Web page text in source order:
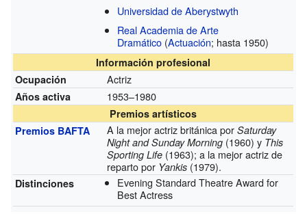
Universidad de Aberystwyth
Real Academia de Arte
Dramático (Actuación; hasta 1950)
Información profesional
Ocupación
Actriz
Años activa 1953–1980
Premios artísticos
Premios BAFTA
A la mejor actriz británica porSaturday
Night and Sunday Morning (1960) y This
Sporting Life (1963); a la mejor actriz de
reparto por Yankis (1979).
Distinciones
Evening Standard Theatre Award for
Best Actress